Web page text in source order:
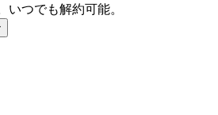
いつでも解約可能。